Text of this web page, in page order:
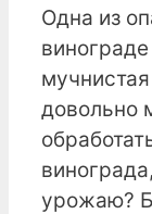
Одна из
довольно
урожаю?